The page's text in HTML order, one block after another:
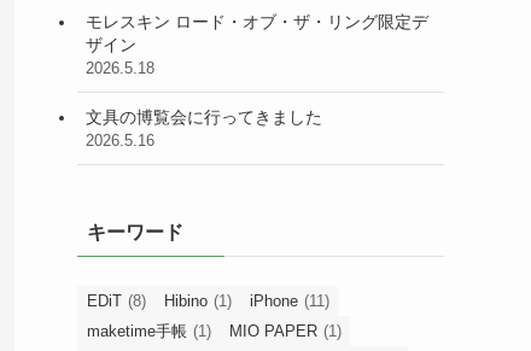
モレスキン ロード・オブ・ザ・リング限定デ
ザイン
2026.5.18
文具の博覧会に行ってきました
2026.5.16
キーワード
EDiT (8) Hibino (1) iPhone (11)
maketime手帳 (1) MIO PAPER (1)